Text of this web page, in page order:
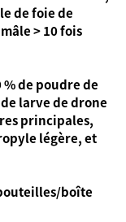
de foie de
> 10 fois
de poudre de
larve de drone
principales,
légère, et
boîte